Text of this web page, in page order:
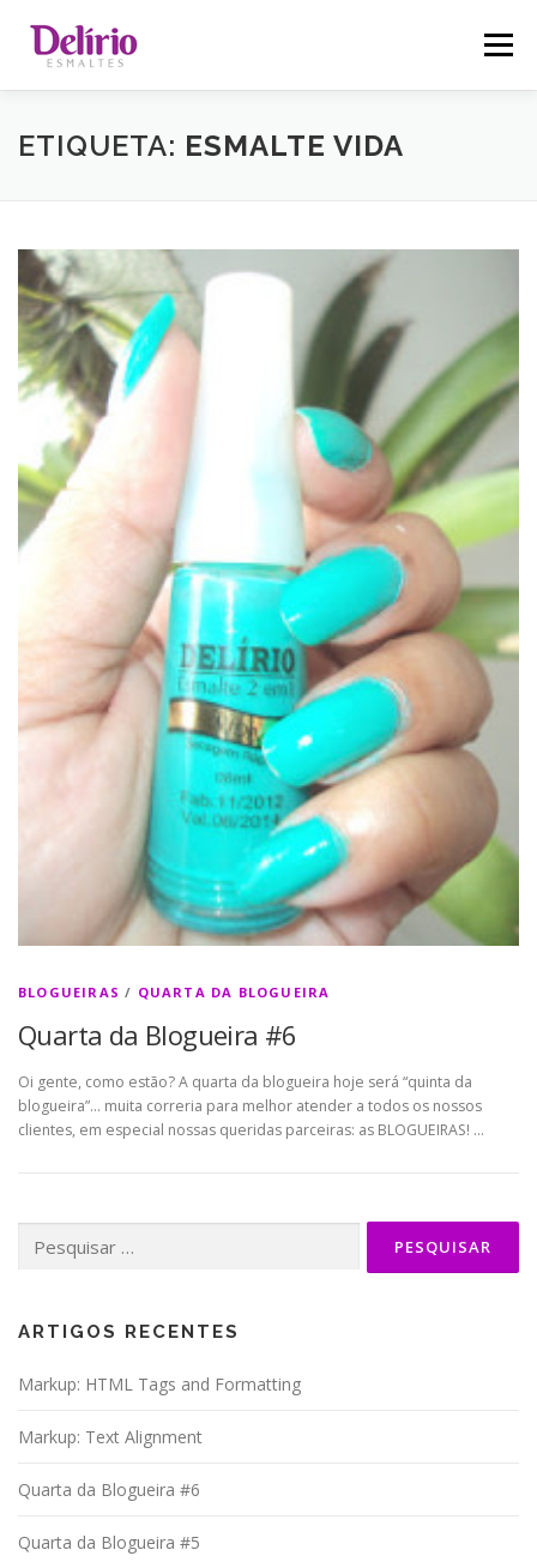
para
conteúdo
Menu
ETIQUETA: ESMALTE VIDA
BLOGUEIRAS / QUARTA DA BLOGUEIRA
Quarta da Blogueira #6
Oi gente, como estão? A quarta da blogueira hoje será “quinta da
blogueira”… muita correria para melhor atender a todos os nossos
clientes, em especial nossas queridas parceiras: as BLOGUEIRAS! …
por:
ARTIGOS RECENTES
Markup: HTML Tags and Formatting
Markup: Text Alignment
Quarta da Blogueira #6
Quarta da Blogueira #5